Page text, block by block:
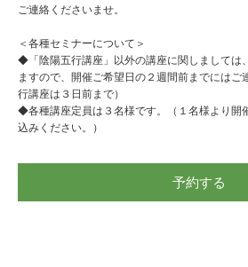
ご連絡くださいませ。
＜各種セミナーについて＞
◆「陰陽五行講座」以外の講座に関しましては
ますので、開催ご希望日の２週間前までにはご
行講座は３日前まで）
◆各種講座定員は３名様です。（１名様より開
込みください。）